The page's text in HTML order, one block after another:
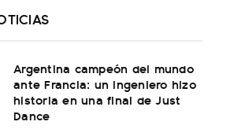
Argentina campeón del mundo
ante Francia: un ingeniero hizo
historia en una final de Just
Dance